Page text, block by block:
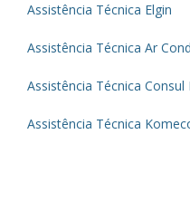
Assistência Técnica Elgin
Assistência Técnica Ar
Assistência Técnica
Assistência Técnica